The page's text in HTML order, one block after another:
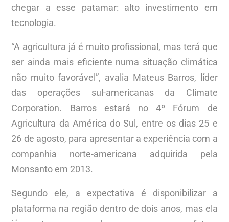
chegar a esse patamar: alto investimento em
tecnologia.
“A agricultura já é muito profissional, mas terá que
ser ainda mais eficiente numa situação climática
não muito favorável”, avalia Mateus Barros, líder
das operações sul-americanas da Climate
Corporation. Barros estará no 4º Fórum de
Agricultura da América do Sul, entre os dias 25 e
26 de agosto, para apresentar a experiência com a
companhia norte-americana adquirida pela
Monsanto em 2013.
Segundo ele, a expectativa é disponibilizar a
plataforma na região dentro de dois anos, mas ela